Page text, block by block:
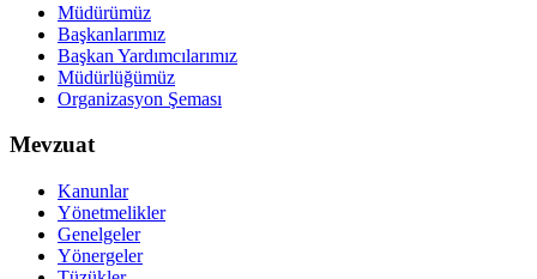
Müdürümüz
Başkanlarımız
Başkan Yardımcılarımız
Müdürlüğümüz
Organizasyon Şeması
Mevzuat
Kanunlar
Yönetmelikler
Genelgeler
Yönergeler